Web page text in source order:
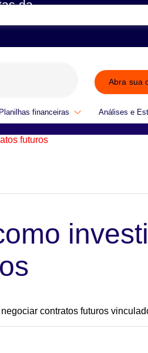
da
Abra sua
Planilhas financeiras Análises e
futuros
contratos futuros